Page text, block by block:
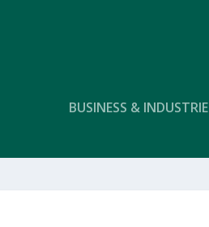
BUSINESS & INDUSTRIE